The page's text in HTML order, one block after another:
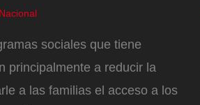
Nacional
sociales que tiene
principalmente a reducir la
a las familias el acceso a los